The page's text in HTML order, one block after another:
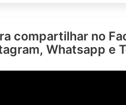
compartilhar no
Whatsapp e